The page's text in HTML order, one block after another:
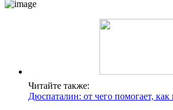
Читайте также:
Дюспаталин: от чего помогает,